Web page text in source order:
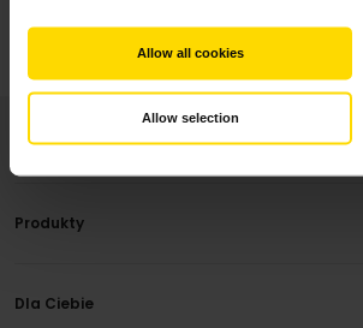
Allow all cookies
Allow selection
Produkty
Dla Ciebie